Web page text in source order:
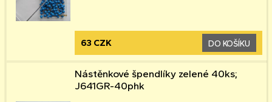
63 CZK DO KOŠÍKU
Nástěnkové špendlíky zelené 40ks;
J641GR-40phk